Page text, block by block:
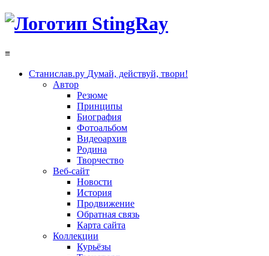
≡
Станислав.ру Думай, действуй, твори!
Автор
Резюме
Принципы
Биография
Фотоальбом
Видеоархив
Родина
Творчество
Веб-сайт
Новости
История
Продвижение
Обратная связь
Карта сайта
Коллекции
Курьёзы